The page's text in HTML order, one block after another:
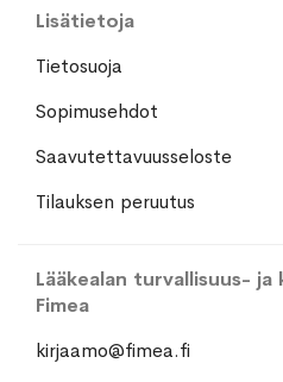
Lisätietoja
Tietosuoja
Sopimusehdot
Saavutettavuusseloste
Tilauksen peruutus
Lääkealan turvallisuus-
Fimea
kirjaamo@fimea.fi